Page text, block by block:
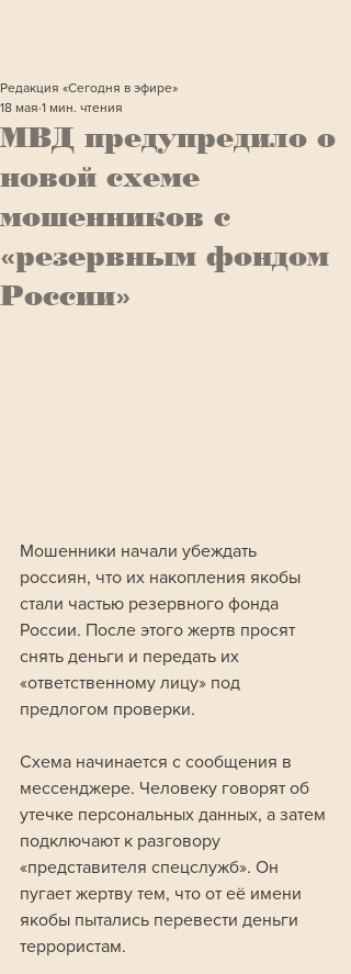
МВД предупредило о
новой схеме
мошенников с
«резервным фондом
России»
Редакция «Сегодня в эфире»
18 мая 1 мин. чтения
Мошенники начали убеждать
россиян, что их накопления якобы
стали частью резервного фонда
России. После этого жертв просят
снять деньги и передать их
«ответственному лицу» под
предлогом проверки.
Схема начинается с сообщения в
мессенджере. Человеку говорят об
утечке персональных данных, а затем
подключают к разговору
«представителя спецслужб». Он
пугает жертву тем, что от её имени
якобы пытались перевести деньги
террористам.